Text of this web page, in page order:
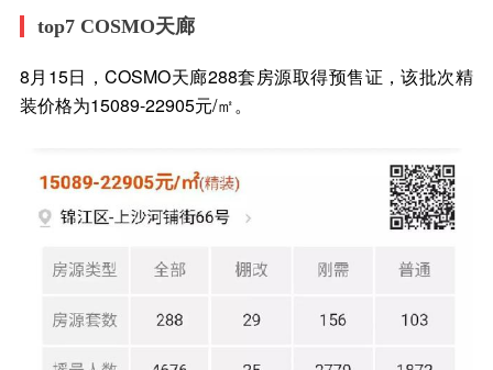
top7 COSMO天廊
8月15日，COSMO天廊288套房源取得预售证，该批次精
装价格为15089-22905元/㎡。